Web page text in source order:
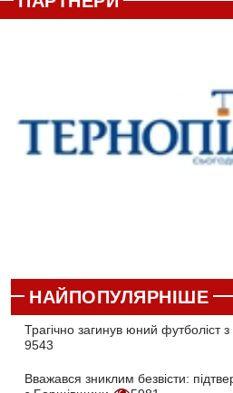
НАЙПОПУЛЯРНІШЕ
Трагічно загинув юний футболіст
9543
Вважався зниклим безвісти: